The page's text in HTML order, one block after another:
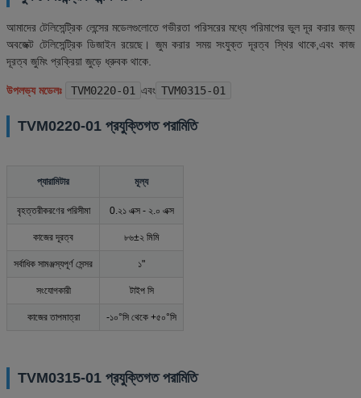
আমাদের টেলিসেন্ট্রিক লেন্সের মডেলগুলোতে গভীরতা পরিসরের মধ্যে পরিমাপের ভুল দূর করার জন্য
অবজেক্ট টেলিসেন্ট্রিক ডিজাইন রয়েছে। জুম করার সময় সংযুক্ত দূরত্ব স্থির থাকে,এবং কাজ
দূরত্ব জুমিং প্রক্রিয়া জুড়ে ধ্রুবক থাকে.
উপলভ্য মডেলঃ TVM0220-01 এবং TVM0315-01
TVM0220-01 প্রযুক্তিগত পরামিতি
প্যারামিটার মূল্য
বৃহত্তরীকরণের পরিসীমা 0.২১ এক্স - ২.০ এক্স
কাজের দূরত্ব ৮৬±২ মিমি
সর্বাধিক সামঞ্জস্যপূর্ণ সেন্সর ১"
সংযোগকারী টাইপ সি
কাজের তাপমাত্রা -১০°সি থেকে +৫০°সি
TVM0315-01 প্রযুক্তিগত পরামিতি